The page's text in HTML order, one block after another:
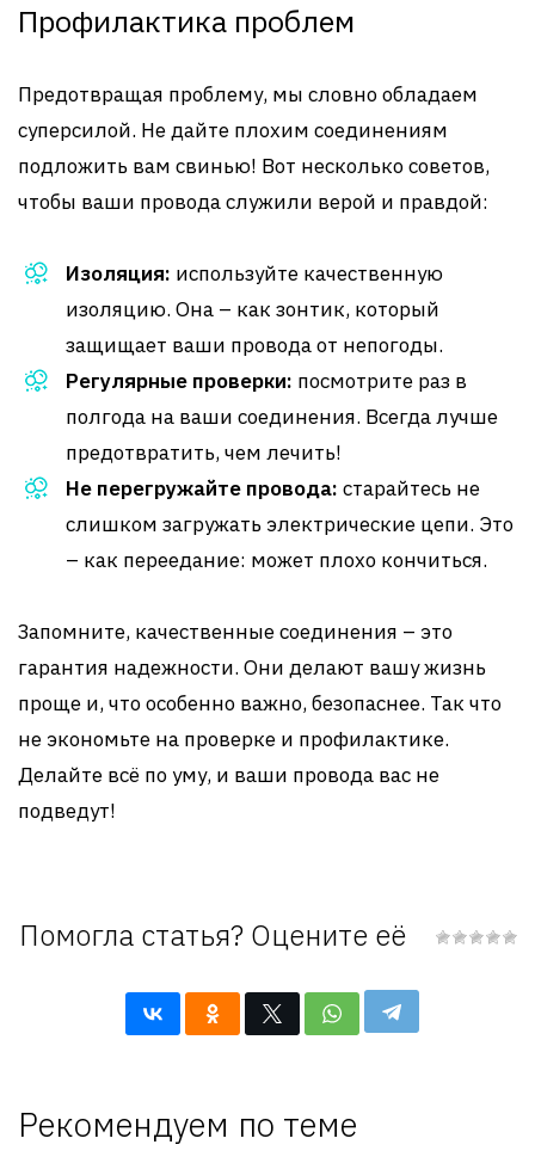
Профилактика проблем
Предотвращая проблему, мы словно обладаем
суперсилой. Не дайте плохим соединениям
подложить вам свинью! Вот несколько советов,
чтобы ваши провода служили верой и правдой:
Изоляция: используйте качественную
изоляцию. Она – как зонтик, который
защищает ваши провода от непогоды.
Регулярные проверки: посмотрите раз в
полгода на ваши соединения. Всегда лучше
предотвратить, чем лечить!
Не перегружайте провода: старайтесь не
слишком загружать электрические цепи. Это
– как переедание: может плохо кончиться.
Запомните, качественные соединения – это
гарантия надежности. Они делают вашу жизнь
проще и, что особенно важно, безопаснее. Так что
не экономьте на проверке и профилактике.
Делайте всё по уму, и ваши провода вас не
подведут!
Помогла статья? Оцените её
Рекомендуем по теме